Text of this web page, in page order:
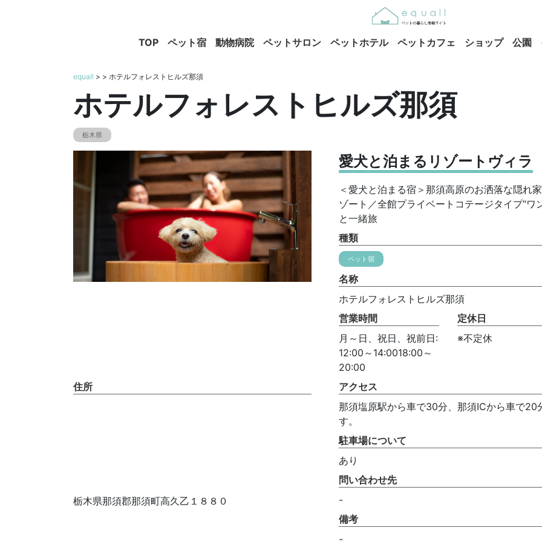
TOP ペット宿 動物病院 ペットサロン ペットホテル ペットカフェ ショップ 公園
equall > > ホテルフォレストヒルズ那須
ホテルフォレストヒルズ那須
栃木県
愛犬と泊まるリゾートヴィラ
＜愛犬と泊まる宿＞那須高原のお洒落な隠れ
ゾート／全館プライベートコテージタイプ“ワ
と一緒旅
種類
ペット宿
名称
ホテルフォレストヒルズ那須
営業時間
月～日、祝日、祝前日:
12:00～14:0018:00～
20:00
定休日
※不定休
住所
栃木県那須郡那須町高久乙１８８０
アクセス
那須塩原駅から車で30分、那須ICから車で20
す。
駐車場について
あり
問い合わせ先
-
備考
-